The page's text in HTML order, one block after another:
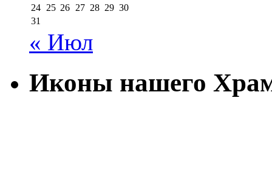
24 25 26 27 28 29 30
31
« Июл
Иконы нашего